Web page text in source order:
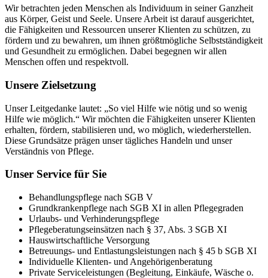
Wir betrachten jeden Menschen als Individuum in seiner Ganzheit
aus Körper, Geist und Seele. Unsere Arbeit ist darauf ausgerichtet,
die Fähigkeiten und Ressourcen unserer Klienten zu schützen, zu
fördern und zu bewahren, um ihnen größtmögliche Selbstständigkeit
und Gesundheit zu ermöglichen. Dabei begegnen wir allen
Menschen offen und respektvoll.
Unsere Zielsetzung
Unser Leitgedanke lautet: „So viel Hilfe wie nötig und so wenig
Hilfe wie möglich.“ Wir möchten die Fähigkeiten unserer Klienten
erhalten, fördern, stabilisieren und, wo möglich, wiederherstellen.
Diese Grundsätze prägen unser tägliches Handeln und unser
Verständnis von Pflege.
Unser Service für Sie
Behandlungspflege nach SGB V
Grundkrankenpflege nach SGB XI in allen Pflegegraden
Urlaubs- und Verhinderungspflege
Pflegeberatungseinsätzen nach § 37, Abs. 3 SGB XI
Hauswirtschaftliche Versorgung
Betreuungs- und Entlastungsleistungen nach § 45 b SGB XI
Individuelle Klienten- und Angehörigenberatung
Private Serviceleistungen (Begleitung, Einkäufe, Wäsche o.